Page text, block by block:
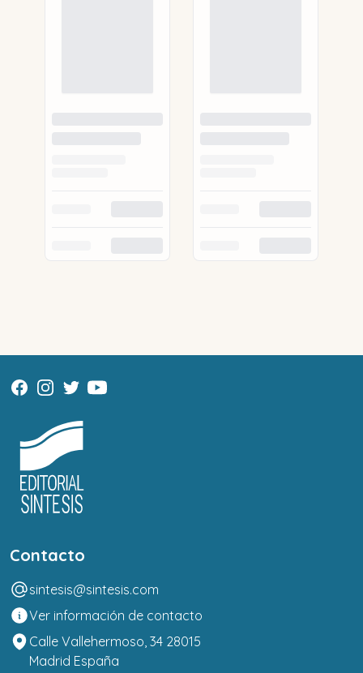
Contacto
sintesis@sintesis.com
Ver información de contacto
Calle Vallehermoso, 34 28015
Madrid España